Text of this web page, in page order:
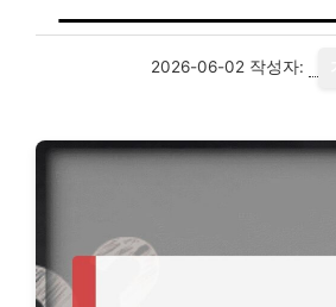
2026-06-02 작성자: